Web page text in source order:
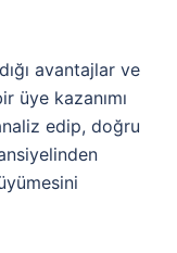
avantajlar ve
üye kazanımı
edip, doğru